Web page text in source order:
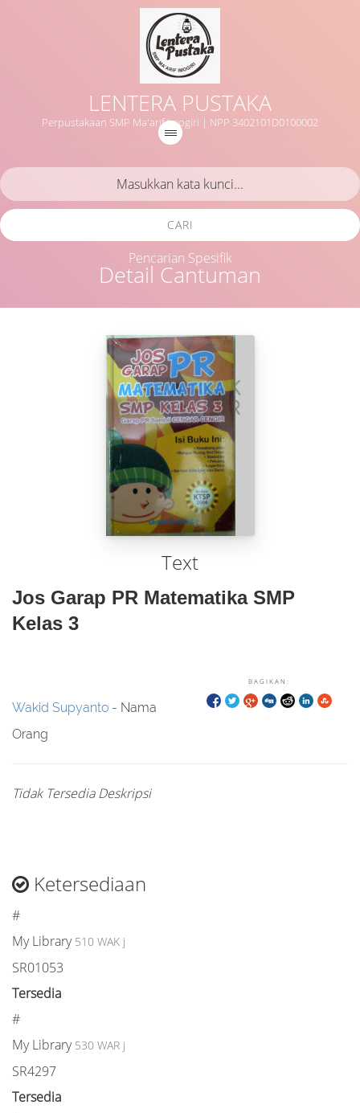
LENTERA PUSTAKA
Perpustakaan SMP Ma'arif Imogiri | NPP 3402101D0100002
Detail Cantuman
CARI
Pencarian Spesifik
Text
Jos Garap PR Matematika SMP
Kelas 3
BAGIKAN:
Wakid Supyanto - Nama
Orang
Tidak Tersedia Deskripsi
Ketersediaan
#
My Library 510 WAK j
SR01053
Tersedia
#
My Library 530 WAR j
SR4297
Tersedia